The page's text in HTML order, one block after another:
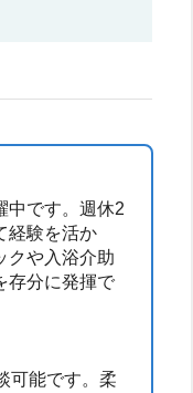
中です。週休2
経験を活か
クや入浴介助
存分に発揮で
可能です。柔